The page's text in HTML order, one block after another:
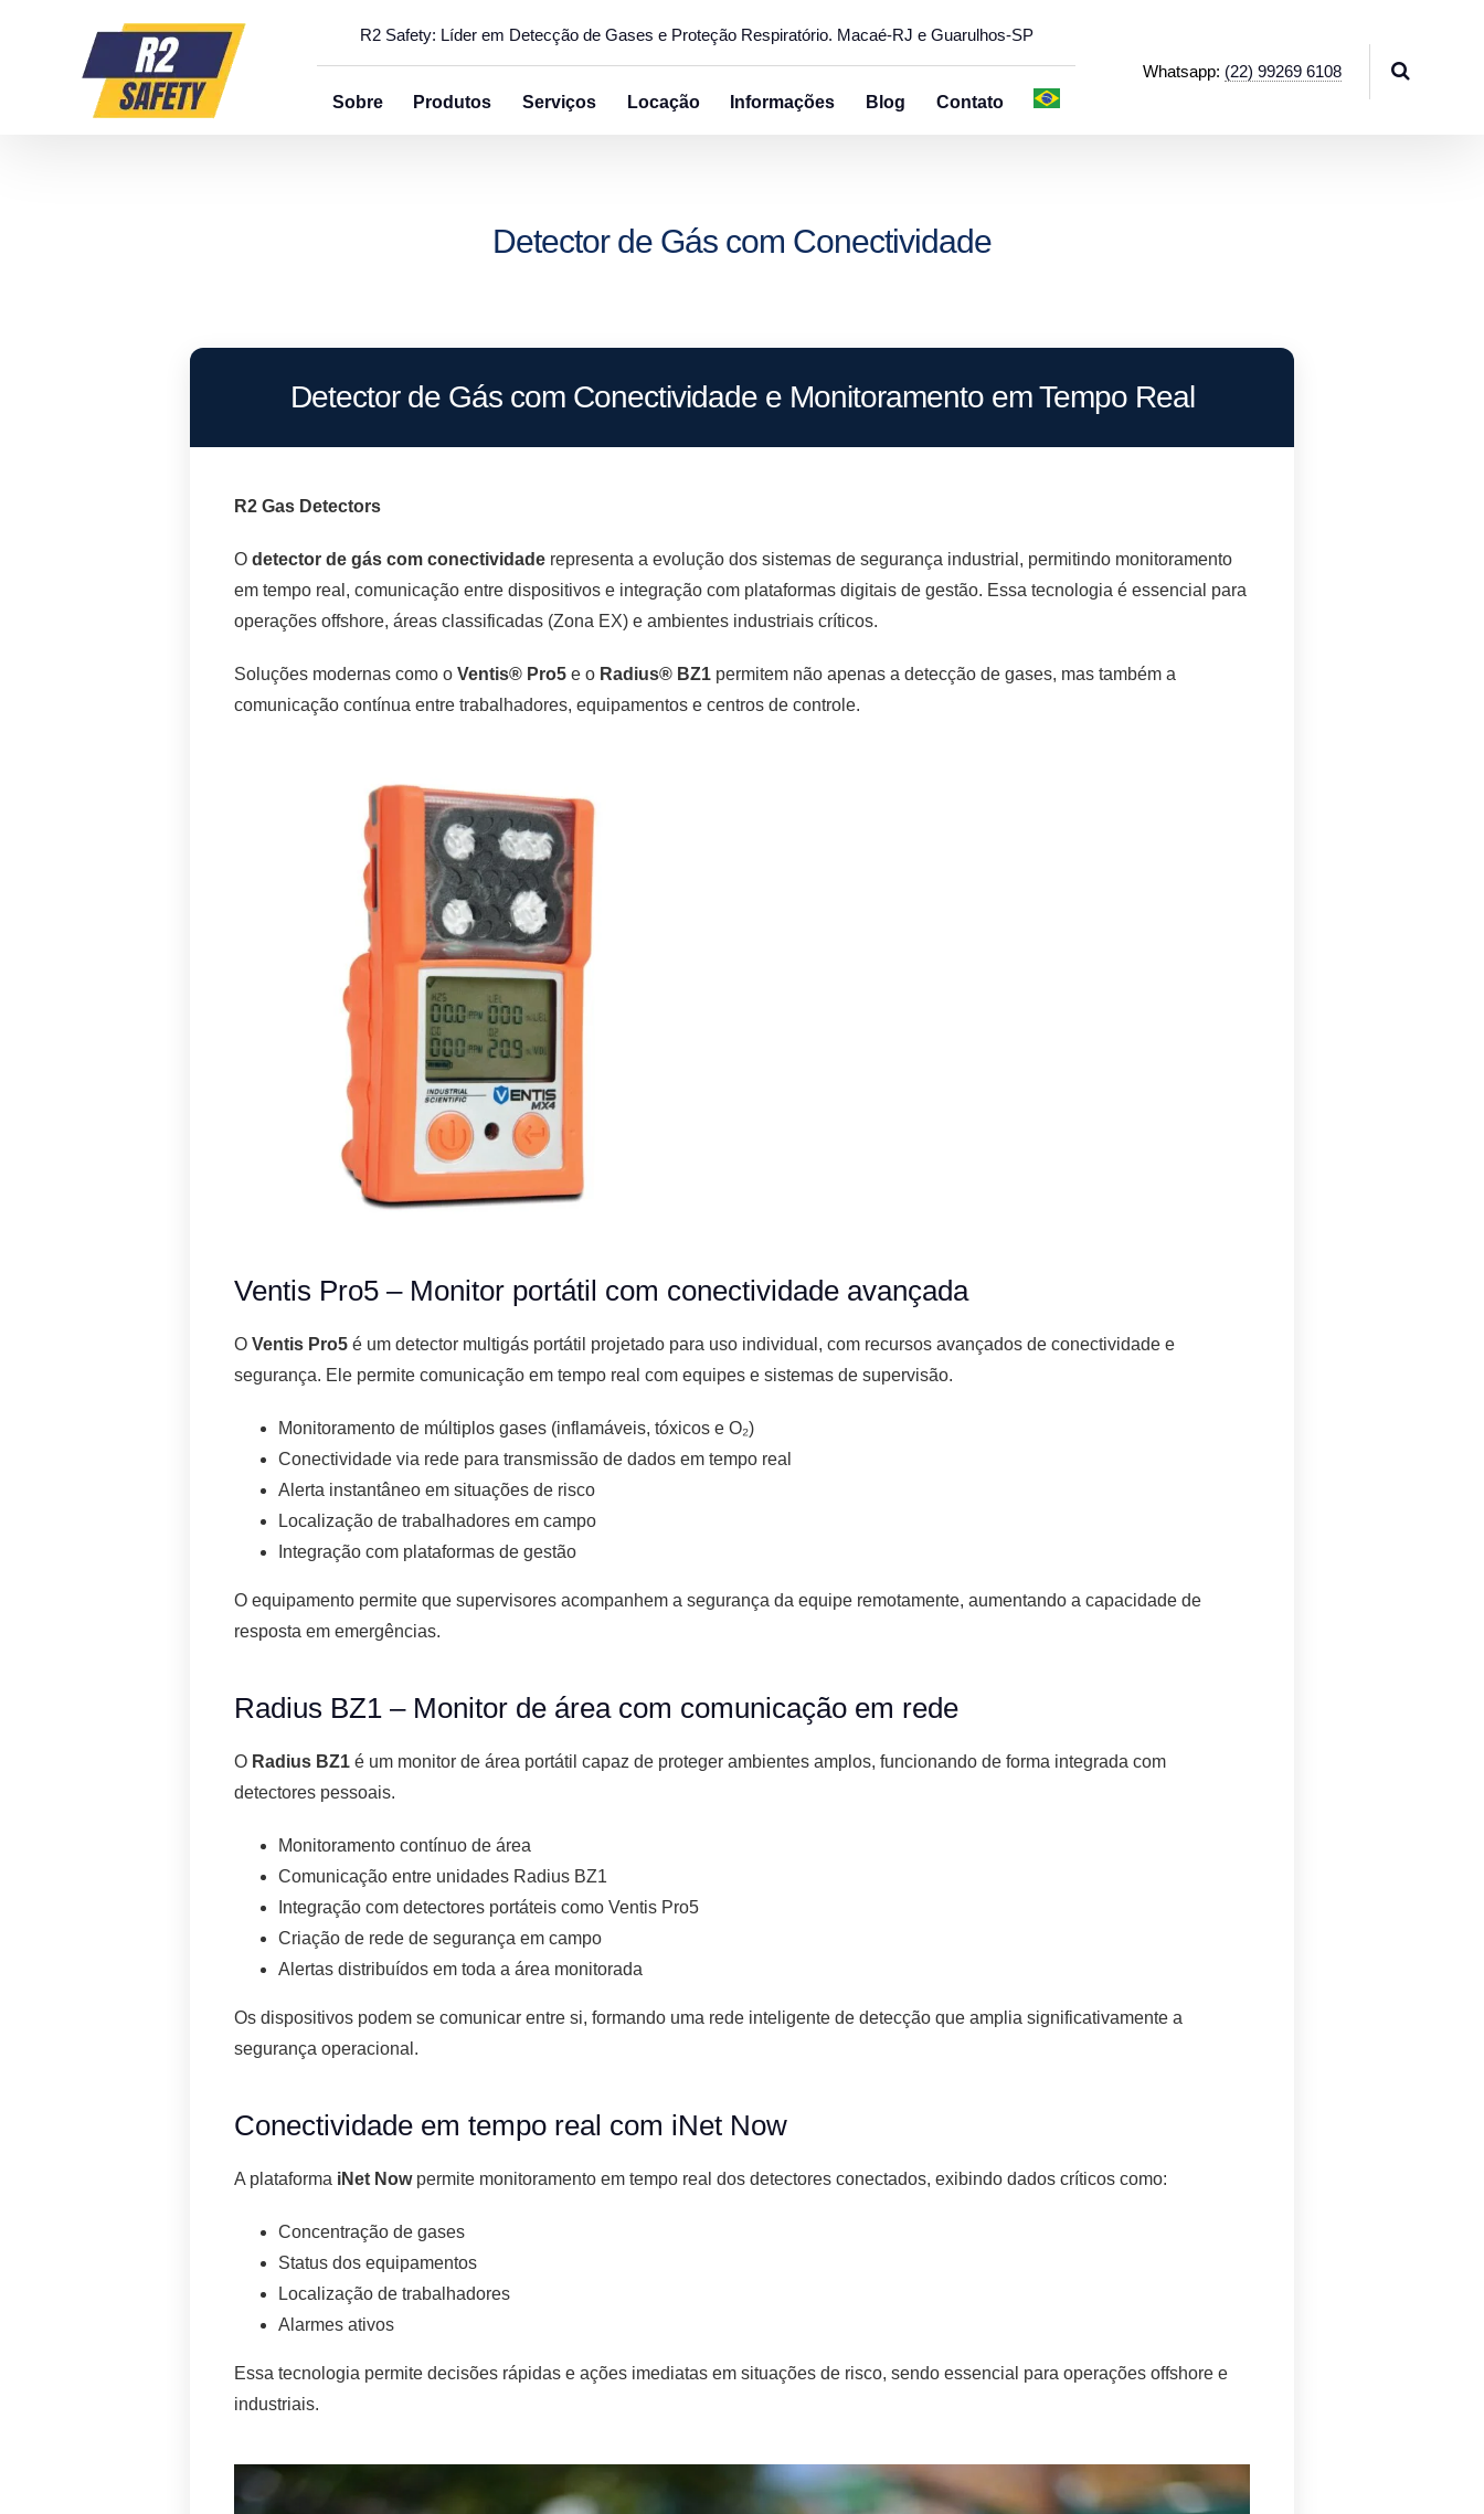
R2 Safety: Líder em Detecção de Gases e Proteção Respiratório. Macaé-RJ e Guarulhos-SP
Sobre Produtos Serviços Locação Informações Blog Contato
Whatsapp: (22) 99269 6108
Detector de Gás com Conectividade
Detector de Gás com Conectividade e Monitoramento em Tempo Real
R2 Gas Detectors
O detector de gás com conectividade representa a evolução dos sistemas de segurança industrial, permitindo monitoramento
em tempo real, comunicação entre dispositivos e integração com plataformas digitais de gestão. Essa tecnologia é essencial para
operações offshore, áreas classificadas (Zona EX) e ambientes industriais críticos.
Soluções modernas como o Ventis® Pro5 e o Radius® BZ1 permitem não apenas a detecção de gases, mas também a
comunicação contínua entre trabalhadores, equipamentos e centros de controle.
Ventis Pro5 – Monitor portátil com conectividade avançada
O Ventis Pro5 é um detector multigás portátil projetado para uso individual, com recursos avançados de conectividade e
segurança. Ele permite comunicação em tempo real com equipes e sistemas de supervisão.
Monitoramento de múltiplos gases (inflamáveis, tóxicos e O₂)
Conectividade via rede para transmissão de dados em tempo real
Alerta instantâneo em situações de risco
Localização de trabalhadores em campo
Integração com plataformas de gestão
O equipamento permite que supervisores acompanhem a segurança da equipe remotamente, aumentando a capacidade de
resposta em emergências.
Radius BZ1 – Monitor de área com comunicação em rede
O Radius BZ1 é um monitor de área portátil capaz de proteger ambientes amplos, funcionando de forma integrada com
detectores pessoais.
Monitoramento contínuo de área
Comunicação entre unidades Radius BZ1
Integração com detectores portáteis como Ventis Pro5
Criação de rede de segurança em campo
Alertas distribuídos em toda a área monitorada
Os dispositivos podem se comunicar entre si, formando uma rede inteligente de detecção que amplia significativamente a
segurança operacional.
Conectividade em tempo real com iNet Now
A plataforma iNet Nowpermite monitoramento em tempo real dos detectores conectados, exibindo dados críticos como:
Concentração de gases
Status dos equipamentos
Localização de trabalhadores
Alarmes ativos
Essa tecnologia permite decisões rápidas e ações imediatas em situações de risco, sendo essencial para operações offshore e
industriais.